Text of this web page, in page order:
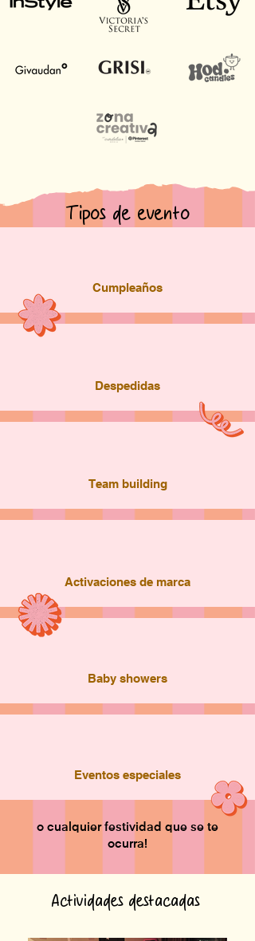
Tipos de evento
Cumpleaños
Despedidas
Team building
Activaciones de marca
Baby showers
Eventos especiales
o cualquier festividad que se te
ocurra!
Actividades destacadas